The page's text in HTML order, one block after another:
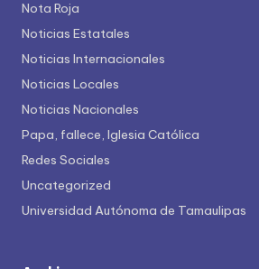
Nota Roja
Noticias Estatales
Noticias Internacionales
Noticias Locales
Noticias Nacionales
Papa, fallece, Iglesia Católica
Redes Sociales
Uncategorized
Universidad Autónoma de Tamaulipas